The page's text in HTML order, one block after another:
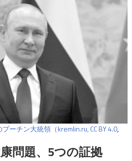
ーチン大統領（kremlin.ru,CC BY 4.0,
問題、5つの証拠